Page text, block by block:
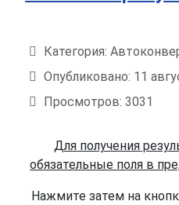
Категория:
Опубликовано: 11
Просмотров: 3031
Для получения
обязательные поля в
Нажмите затем на